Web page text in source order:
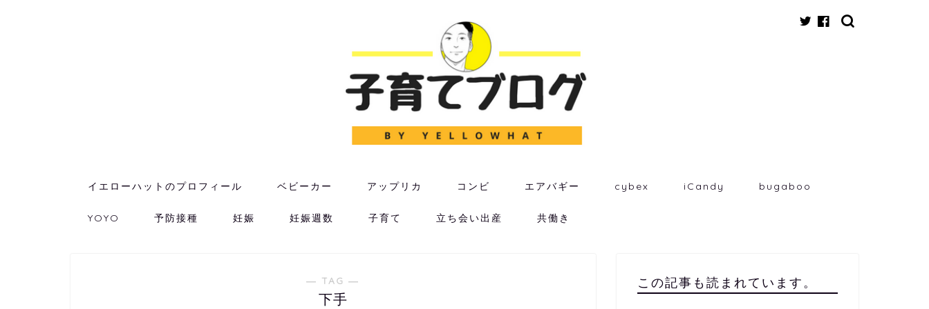
イエローハットのプロフィール ベビーカー アップリカ コンビ エアバギー cybex iCandy bugaboo
YOYO 予防接種 妊娠 妊娠週数 子育て 立ち会い出産 共働き
― TAG ―
下手
この記事も読まれています。